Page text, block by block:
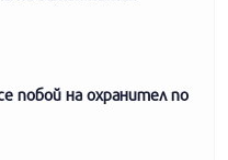
побой на охранител по